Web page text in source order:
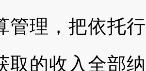
管理，把依托
取的收入全部